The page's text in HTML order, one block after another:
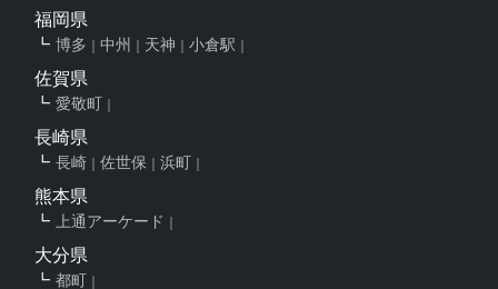
福岡県
博多 中州 天神 小倉駅
佐賀県
愛敬町
長崎県
長崎 佐世保 浜町
熊本県
上通アーケード
大分県
都町